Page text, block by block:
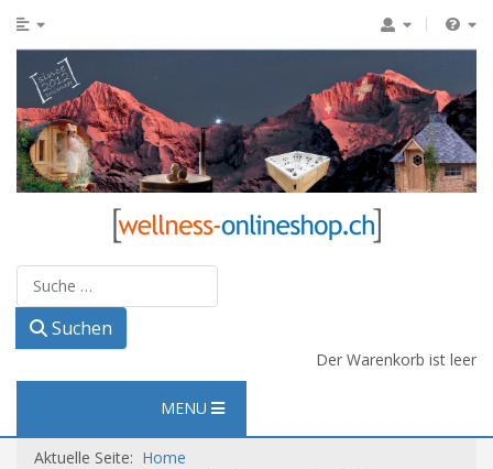
Suchen
Suchen
Der Warenkorb ist leer
MENU
Aktuelle Seite: Home